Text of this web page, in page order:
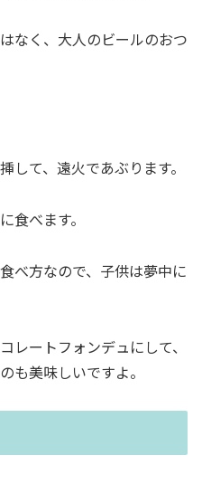
なく、大人のビールのおつ
して、遠火であぶります。
食べます。
べ方なので、子供は夢中に
レートフォンデュにして、
も美味しいですよ。